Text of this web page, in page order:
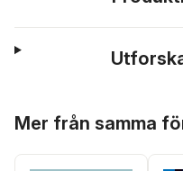
Mer från samma